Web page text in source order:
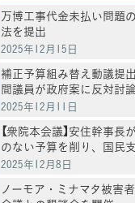
万博工事代金未払い問題
法を提出
2025年12月15日
補正予算組み替え動議提
間議員が政府案に反対討
2025年12月11日
【衆院本会議】安住幹事長
のない予算を削り、国民
案の"無駄"と"政治改革"を
2025年12月8日
ノーモア・ミナマタ被害